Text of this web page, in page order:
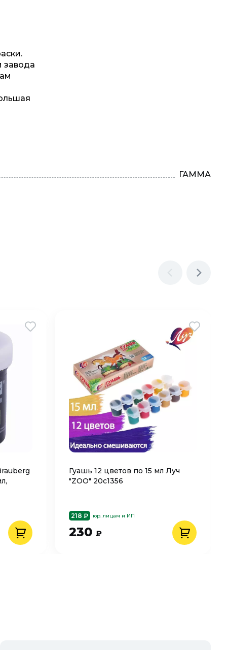
завода
ГАММА
Гуашь 12 цветов по 15 мл Луч
"ZOO" 20с1356
218 ₽ юр. лицам и ИП
230 ₽